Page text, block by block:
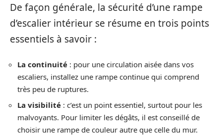
De façon générale, la sécurité d’une rampe
d’escalier intérieur se résume en trois points
essentiels à savoir :
La continuité : pour une circulation aisée dans vos
escaliers, installez une rampe continue qui comprend
très peu de ruptures.
La visibilité : c’est un point essentiel, surtout pour les
malvoyants. Pour limiter les dégâts, il est conseillé de
choisir une rampe de couleur autre que celle du mur.